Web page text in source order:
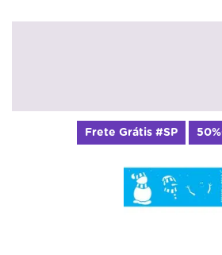
Frete Grátis #SP